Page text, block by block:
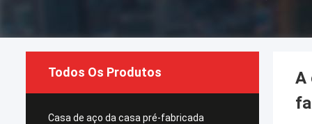
Todos Os Produtos
Casa de aço da casa pré-fabricada
A